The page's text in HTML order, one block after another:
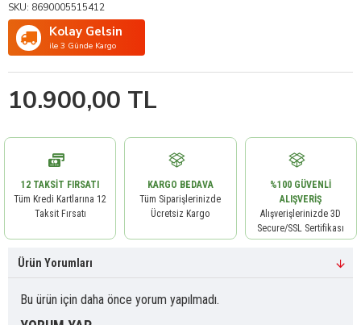
10.900,00 TL
SKU: 8690005515412
Kolay Gelsin
ile 3 Günde Kargo
12 TAKSIT FIRSATI
Tüm Kredi Kartlarına 12
Taksit Fırsatı
KARGO BEDAVA
Tüm Siparişlerinizde
Ücretsiz Kargo
%100 GÜVENLI
ALIŞVERIŞ
Alışverişlerinizde 3D
Secure/SSL Sertifikası
Ürün Yorumları
Bu ürün için daha önce yorum yapılmadı.